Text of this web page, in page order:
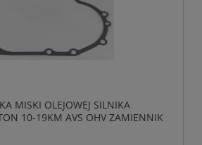
MISKI OLEJOWEJ SILNIKA
10-19KM AVS OHV ZAMIENNIK